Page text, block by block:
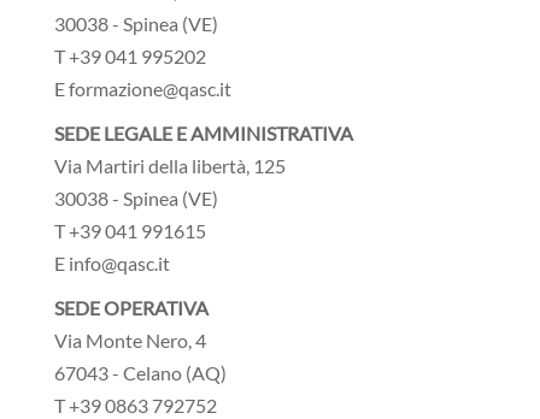
30038 - Spinea (VE)
T +39 041 995202
E formazione@qasc.it
SEDE LEGALE E AMMINISTRATIVA
Via Martiri della libertà, 125
30038 - Spinea (VE)
T +39 041 991615
E info@qasc.it
SEDE OPERATIVA
Via Monte Nero, 4
67043 - Celano (AQ)
T +39 0863 792752